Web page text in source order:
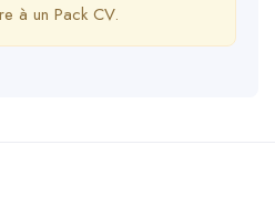
à un Pack CV.